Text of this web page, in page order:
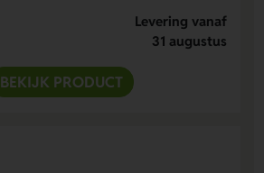
Levering vanaf
31 augustus
BEKIJK PRODUCT